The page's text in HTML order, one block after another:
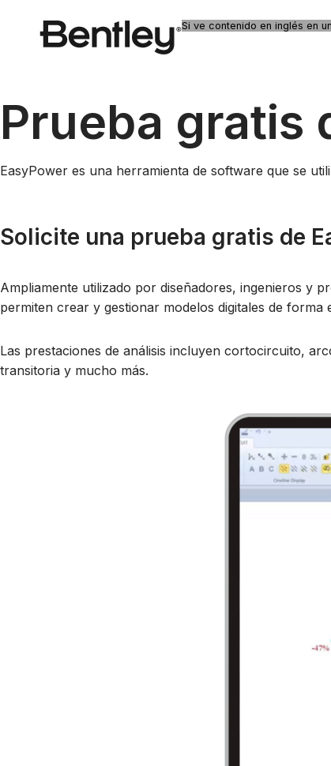
Si ve contenido en inglés en
Prueba gratis
EasyPower es una herramienta de software que se
Solicite una prueba gratis de
Ampliamente utilizado por diseñadores, ingenieros y
permiten crear y gestionar modelos digitales de forma
Las prestaciones de análisis incluyen cortocircuito,
transitoria y mucho más.